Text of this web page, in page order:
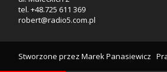
tel. +48.725 611 369
robert@radio5.com.pl
Stworzone przez Marek Panasiewicz